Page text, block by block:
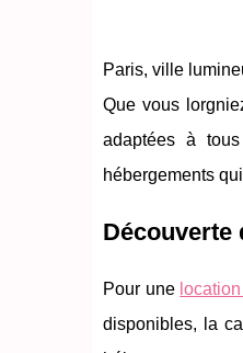
Paris, ville
Que vous
adaptées à
hébergements
Découverte
Pour une
disponibles, la